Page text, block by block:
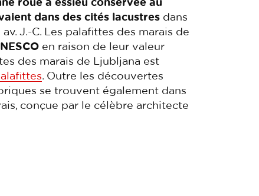
dans des cités lacustres dans
J.-C. Les palafittes des marais de
en raison de leur valeur
des marais de Ljubljana est
. Outre les découvertes
se trouvent également dans
conçue par le célèbre architecte